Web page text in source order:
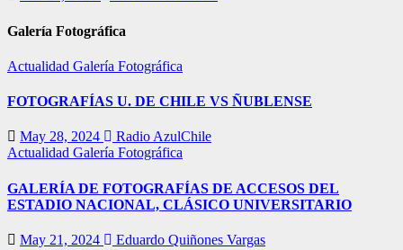
Galería Fotográfica
Actualidad Galería Fotográfica
FOTOGRAFÍAS U. DE CHILE VS ÑUBLENSE
May 28, 2024
Radio AzulChile
Actualidad Galería Fotográfica
GALERÍA DE FOTOGRAFÍAS DE ACCESOS DEL
ESTADIO NACIONAL, CLÁSICO UNIVERSITARIO
May 21, 2024
Eduardo Quiñones Vargas